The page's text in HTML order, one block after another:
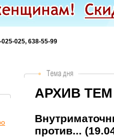
025, 638-55-99
АРХИВ ТЕМ
против...